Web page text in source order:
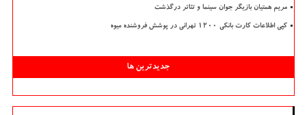
مریم همتیان بازیگر جوان سینما و تئاتر درگذشت
کپی اطلاعات کارت بانکی ۱۲۰۰ تهرانی در پوشش فروشنده میوه
جدیدترین ها